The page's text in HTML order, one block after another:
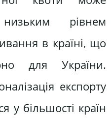
рівнем
в країні, що
для України.
експорту
у більшості країн